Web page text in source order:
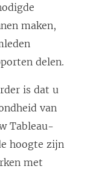
maken,
delen.
is dat u
van
Tableau-
hoogte zijn
met